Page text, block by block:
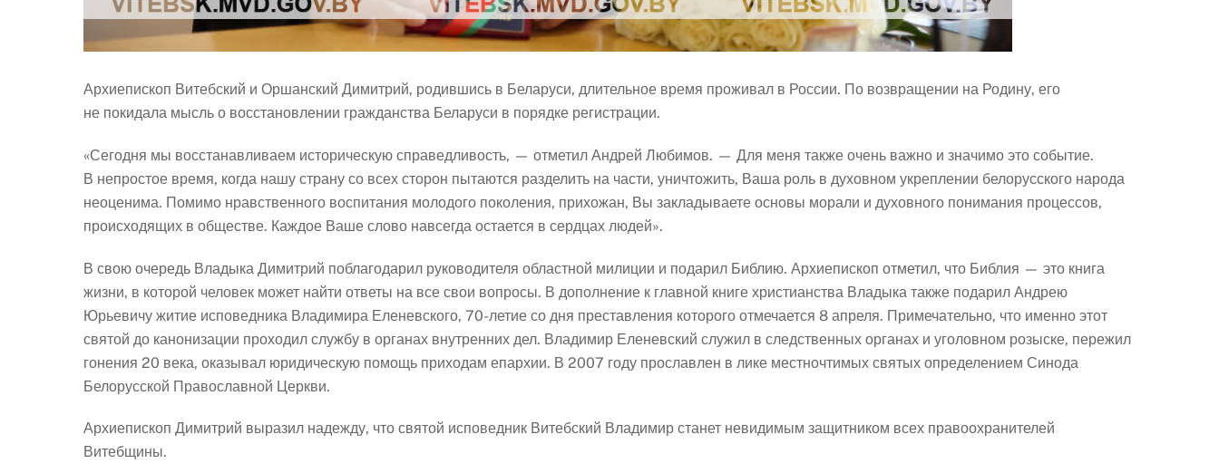
Архиепископ Витебский и Оршанский Димитрий, родившись в Беларуси, длительное время проживал в России. По возвращении на Родину, его
не покидала мысль о восстановлении гражданства Беларуси в порядке регистрации.
«Сегодня мы восстанавливаем историческую справедливость, — отметил Андрей Любимов. — Для меня также очень важно и значимо это событие.
В непростое время, когда нашу страну со всех сторон пытаются разделить на части, уничтожить, Ваша роль в духовном укреплении белорусского народа
неоценима. Помимо нравственного воспитания молодого поколения, прихожан, Вы закладываете основы морали и духовного понимания процессов,
происходящих в обществе. Каждое Ваше слово навсегда остается в сердцах людей».
В свою очередь Владыка Димитрий поблагодарил руководителя областной милиции и подарил Библию. Архиепископ отметил, что Библия — это книга
жизни, в которой человек может найти ответы на все свои вопросы. В дополнение к главной книге христианства Владыка также подарил Андрею
Юрьевичу житие исповедника Владимира Еленевского, 70-летие со дня преставления которого отмечается 8 апреля. Примечательно, что именно этот
святой до канонизации проходил службу в органах внутренних дел. Владимир Еленевский служил в следственных органах и уголовном розыске, пережил
гонения 20 века, оказывал юридическую помощь приходам епархии. В 2007 году прославлен в лике местночтимых святых определением Синода
Белорусской Православной Церкви.
Архиепископ Димитрий выразил надежду, что святой исповедник Витебский Владимир станет невидимым защитником всех правоохранителей
Витебщины.